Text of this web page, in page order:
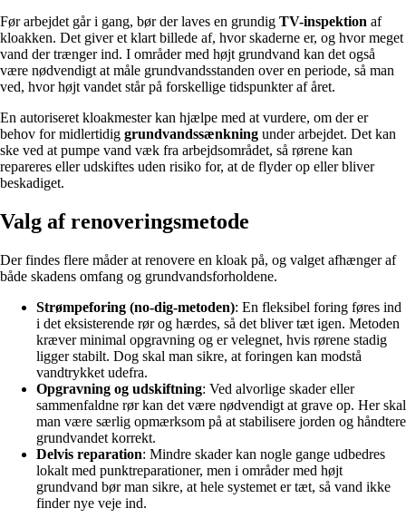
Før arbejdet går i gang, bør der laves en grundig TV-inspektion af
kloakken. Det giver et klart billede af, hvor skaderne er, og hvor meget
vand der trænger ind. I områder med højt grundvand kan det også
være nødvendigt at måle grundvandsstanden over en periode, så man
ved, hvor højt vandet står på forskellige tidspunkter af året.
En autoriseret kloakmester kan hjælpe med at vurdere, om der er
behov for midlertidig grundvandssænkning under arbejdet. Det kan
ske ved at pumpe vand væk fra arbejdsområdet, så rørene kan
repareres eller udskiftes uden risiko for, at de flyder op eller bliver
beskadiget.
Valg af renoveringsmetode
Der findes flere måder at renovere en kloak på, og valget afhænger af
både skadens omfang og grundvandsforholdene.
Strømpeforing (no-dig-metoden): En fleksibel foring føres ind
i det eksisterende rør og hærdes, så det bliver tæt igen. Metoden
kræver minimal opgravning og er velegnet, hvis rørene stadig
ligger stabilt. Dog skal man sikre, at foringen kan modstå
vandtrykket udefra.
Opgravning og udskiftning: Ved alvorlige skader eller
sammenfaldne rør kan det være nødvendigt at grave op. Her skal
man være særlig opmærksom på at stabilisere jorden og håndtere
grundvandet korrekt.
Delvis reparation: Mindre skader kan nogle gange udbedres
lokalt med punktreparationer, men i områder med højt
grundvand bør man sikre, at hele systemet er tæt, så vand ikke
finder nye veje ind.